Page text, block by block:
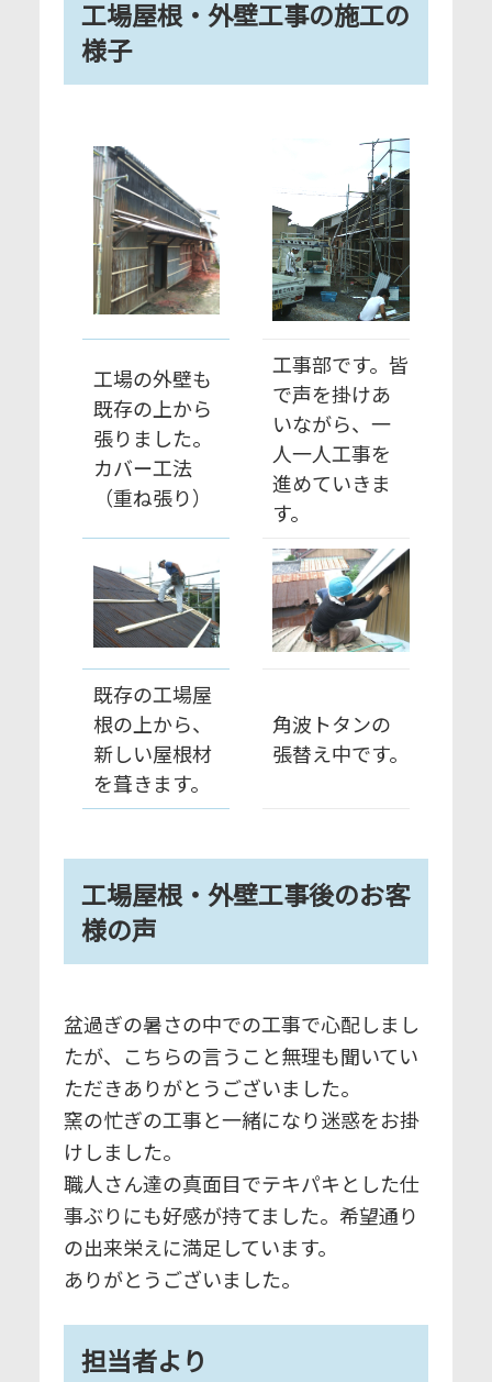
工場屋根・外壁工事の施工の
様子
工場の外壁も
既存の上から
張りました。
カバー工法
（重ね張り）
工事部です。皆
で声を掛けあ
いながら、一
人一人工事を
進めていきま
す。
既存の工場屋
根の上から、
新しい屋根材
を葺きます。
角波トタンの
張替え中です。
工場屋根・外壁工事後のお客
様の声
盆過ぎの暑さの中での工事で心配しまし
たが、こちらの言うこと無理も聞いてい
ただきありがとうございました。
窯の忙ぎの工事と一緒になり迷惑をお掛
けしました。
職人さん達の真面目でテキパキとした仕
事ぶりにも好感が持てました。希望通り
の出来栄えに満足しています。
ありがとうございました。
担当者より